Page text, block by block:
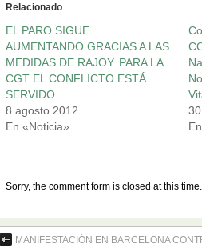
Relacionado
EL PARO SIGUE
AUMENTANDO GRACIAS A LAS
MEDIDAS DE RAJOY. PARA LA
CGT EL CONFLICTO ESTÁ
SERVIDO.
8 agosto 2012
En «Noticia»
Sorry, the comment form is closed at this time.
MANIFESTACIÓN EN BARCELONA